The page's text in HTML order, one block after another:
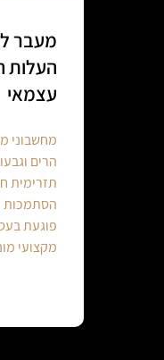
מעבר
העלות
עצמאי
מחשבוני
הרים
תזרימית
הסתמכות
פוגעת
מקצועי